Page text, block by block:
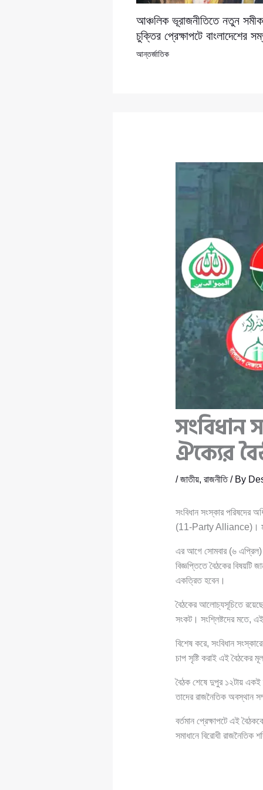
আঞ্চলিক ভূরাজনীতিতে নতুন
চুক্তির প্রেক্ষাপটে বাংলাদেশের
আন্তর্জাতিক
সংবিধান
ঐক্যের
/জাতীয়, রাজনীতি/ By
সংবিধান সংস্কার পরিষদের
(11-Party Alliance)।
এর আগে সোমবার (৬
বিজ্ঞপ্তিতে বৈঠকের বিষয়টি
একত্রিত হবেন।
বৈঠকের আলোচ্যসূচিতে রয়েছে
সংকট। সংশ্লিষ্টদের মতে,
বিশেষ করে, সংবিধান
চাপ সৃষ্টি করাই এই বৈঠকের
বৈঠক শেষে দুপুর ১২টায় একই
তাদের রাজনৈতিক অবস্থান
বর্তমান প্রেক্ষাপটে এই
সমাধানে বিরোধী